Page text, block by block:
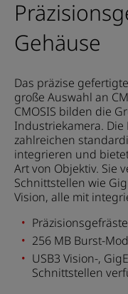
Gehäuse
Das präzise
große Auswahl an
CMOSIS bilden die
Industriekamera. Die
zahlreichen
integrieren und
Art von Objektiv. Sie
Schnittstellen wie
Vision, alle mit
256 MB Burst-
USB3 Vision-,
Schnittstellen